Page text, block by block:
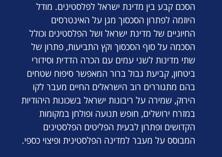
הסכם קבע בין מדינת ישראל לפלסטינים. מודל
היוזמה לפתרון הסכסוך מגן על האינטרסים
החיוניים של מדינת ישראל ושל הפלסטינים וכולל
הסכמה על סוף הסכסוך וקץ התביעות, פתרון של
שתי מדינות לשני עמים עם הכרה הדדית וסידורי
ביטחון, קביעת גבול ברור המאפשר סיפוח שטחים
בהם מתגוררים רוב הישראלים החיים מעבר לקו
הירוק, שמירה על ריבונות ישראל בשכונות היהודיות
במזרח ירושלים, חופש תנועה ופולחן במקומות
הקדושים ופתרון לבעית הפליטים הפלסטינים
המבוסס על מעבר למדינה הפלסטינית ופיצוי כספי.